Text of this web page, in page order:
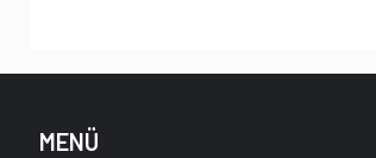
MENÜ